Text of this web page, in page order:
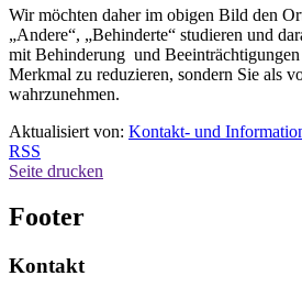
Wir möchten daher im obigen Bild den
„Andere“, „Behinderte“ studieren und
mit Behinderung und
Merkmal zu reduzieren, sondern Sie als
wahrzunehmen.
Aktualisiert von: Kontakt- und
RSS
Seite drucken
Footer
Kontakt